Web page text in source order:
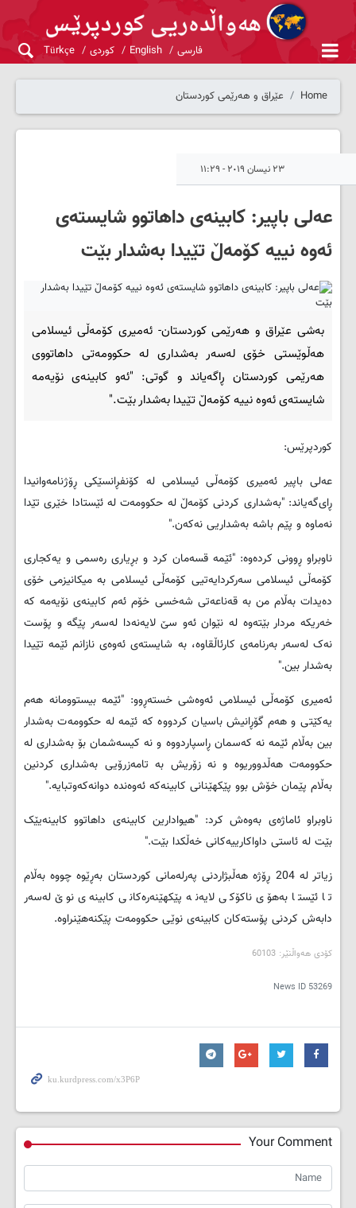
فارسی English کوردی Türkçe
Home عێراق و هەرێمی کوردستان
٢٣ نیسان ٢٠١٩ - ١١:٢٩
عه‌لی باپیر: کابینه‌ی داهاتوو شایسته‌ی
ئه‌وه‌ نییه‌ کۆمه‌ڵ تێیدا به‌شدار بێت
به‌شی عێراق و هه‌رێمی کوردستان- ئه‌میری کۆمه‌ڵی ئیسلامی
هه‌ڵوێستی خۆی له‌سه‌ر به‌شداری له‌ حکوومه‌تی داهاتووی
هه‌رێمی کوردستان ڕاگه‌یاند و گوتی: "ئه‌و کابینه‌ی نۆیه‌مه‌
شایسته‌ی ئه‌وه‌ نییه‌ کۆمه‌ڵ تێیدا به‌شدار بێت."
کوردپرێس:
عه‌لی باپیر ئه‌میری کۆمه‌ڵی ئیسلامی له‌ کۆنفڕانسێکی ڕۆژنامه‌وانیدا
ڕای‌گه‌یاند: "به‌شداری كردنی كۆمه‌ڵ له‌ حكوومه‌ت له‌ ئێستادا خێری تێدا
نه‌ماوه‌ و پێم باشه‌ به‌شداریی نه‌كه‌ن."
ناوبراو ڕوونی کرده‌وه‌: "ئێمه‌ قسه‌مان کرد و بڕیاری ره‌سمی و یه‌کجاری
کۆمه‌ڵی ئیسلامی سه‌رکردایه‌تیی کۆمه‌ڵی ئیسلامی به‌ میکانیزمی خۆی
ده‌یدات به‌ڵام من به‌ قه‌ناعه‌تی شه‌خسی خۆم ئه‌م کابینه‌ی نۆیه‌مه‌ که‌
خه‌ریکه‌ مردار بێته‌وه‌ له‌ نێوان ئه‌و سێ لایه‌نه‌دا له‌سه‌ر پێگه‌ و پۆست
نه‌ک له‌سه‌ر به‌رنامه‌ی کارئاڵقاوه‌، به‌ شایسته‌ی ئه‌وه‌ی نازانم ئێمه‌ تێیدا
به‌شدار بین."
ئه‌میری کۆمه‌ڵی ئیسلامی ئه‌وه‌شی خسته‌ڕوو: "ئێمه‌ بیستوومانه‌ هه‌م
یه‌کێتی و هه‌م گۆڕانیش باسیان کردووه که‌ ئێمه‌ له‌ حکوومه‌ت به‌شدار
بین به‌ڵام ئێمه‌ نه‌ که‌سمان ڕاسپاردووه‌ و نه‌ کیسه‌شمان بۆ به‌شداری له‌
حکوومه‌ت هه‌ڵدووریوه‌ و نه‌ زۆریش به‌ تامه‌زرۆیی به‌شداری کردنین
به‌ڵام پێمان خۆش بوو‌ پێکهێنانی کابینه‌که‌ ئه‌وه‌نده‌ دوانه‌که‌وتبایه‌."
ناوبراو ئاماژه‌ی به‌وه‌ش کرد: "هیوادارین کابینه‌ی داهاتوو کابینه‌یێک
بێت له‌ ئاستی داواکارییه‌کانی خه‌ڵکدا بێت."
زیاتر له‌ 204 ڕۆژه‌ هه‌ڵبژاردنی په‌رله‌مانی کوردستان به‌ڕێوه ‌چووه‌ به‌ڵام
تا ئێستا به‌هۆی ناکۆکی لایه‌نه ‌پێکهێنه‌ره‌کانی کابینه‌ی نوێ له‌سه‌ر
دابه‌ش کردنی پۆسته‌کان کابینه‌ی نوێی حکوومه‌ت پێکنه‌هێنراوه‌.
کۆدی هه‌واڵنێر: 60103
News ID 53269
Your Comment